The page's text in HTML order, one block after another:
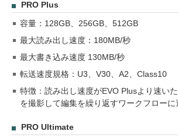
PRO Plus
容量：128GB、256GB、512GB
最大読み出し速度：180MB/秒
最大書き込み速度 130MB/秒
転送速度規格：U3、V30、A2、Class10
特徴：読み出し速度がEVO Plusより速い
を撮影して編集を繰り返すワークフロー
PRO Ultimate